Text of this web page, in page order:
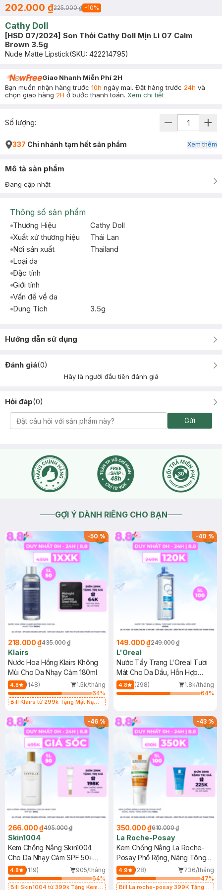
202.000 ₫225.000 ₫ -10%
Cathy Doll
[HSD 07/2024] Son Thỏi Cathy Doll Mịn Lì 07 Calm
Brown 3.5g
Nude Matte Lipstick(SKU: 422214795)
Giao Nhanh Miễn Phí 2H
Bạn muốn nhận hàng trước 10h ngày mai. Đặt hàng trước 24h và
chọn giao hàng 2H ở bước thanh toán. Xem chi tiết
Số lượng:
337 Chi nhánh tạm hết sản phẩm Xem thêm
Mô tả sản phẩm
Đang cập nhật
Thông số sản phẩm
Thương Hiệu
Cathy Doll
Xuất xứ thương hiệu
Thái Lan
Nơi sản xuất
Thailand
Loại da
Đặc tính
Giới tính
Vấn đề về da
Dung Tích
3.5g
Hướng dẫn sử dụng
Đánh giá(0)
Hãy là người đầu tiên đánh giá
Hỏi đáp(0)
Gửi
GỢI Ý DÀNH RIÊNG CHO BẠN
-50%
218.000 ₫435.000 ₫
Klairs
Nước Hoa Hồng Klairs Không
Mùi Cho Da Nhạy Cảm 180ml
4.8 (148)
1.5k/tháng
64%
Bill Klairs từ 299k Tặng Mặt Nạ
25ml (SL Có Hạn)
-40%
149.000 ₫249.000 ₫
L'Oreal
Nước Tẩy Trang L'Oreal Tươi
Mát Cho Da Dầu, Hỗn Hợp
400ml
4.8 (298)
1.8k/tháng
64%
-46%
266.000 ₫495.000 ₫
Skin1004
Kem Chống Nắng Skin1004
Cho Da Nhạy Cảm SPF 50+
50ml
4.8 (119)
905/tháng
64%
Bill Skin1004 từ 399k Tặng Kem
-43%
350.000 ₫610.000 ₫
La Roche-Posay
Kem Chống Nắng La Roche-
Posay Phổ Rộng, Nâng Tông
Kiềm Dầu 50ml
4.9 (28)
736/tháng
47%
Bill La roche-posay 399K Tặng